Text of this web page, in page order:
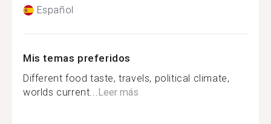
Español
Mis temas preferidos
Different food taste, travels, political climate,
worlds current...Leer más